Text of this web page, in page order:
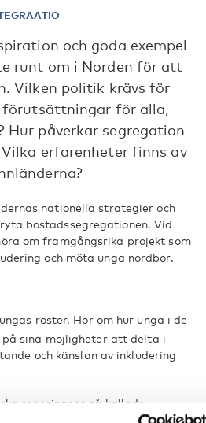
och goda exempel
runt om i Norden för att
Vilken politik krävs för
för alla,
Hur påverkar segregation
erfarenheter finns av
nationella strategier och
bostadssegregationen. Vid
om framgångsrika projekt som
och möta unga nordbor.
röster. Hör om hur unga i de
på sina möjligheter att delta i
och känslan av inkludering
regeringens så kallade